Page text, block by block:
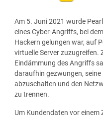
Angriffe und
Länderauswahl
Am 5. Juni 2021 wurde
eines Cyber-Angriffs, bei
Hackern gelungen war, auf
virtuelle Server zuzugreifen.
Eindämmung des Angriffs
daraufhin gezwungen, seine
abzuschalten und den
zu trennen.
Um Kundendaten vor einem